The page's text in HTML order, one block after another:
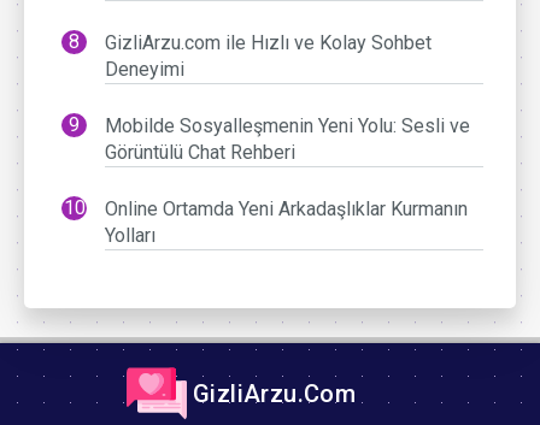
GizliArzu.com ile Hızlı ve Kolay Sohbet
Deneyimi
Mobilde Sosyalleşmenin Yeni Yolu: Sesli ve
Görüntülü Chat Rehberi
Online Ortamda Yeni Arkadaşlıklar Kurmanın
Yolları
GizliArzu.Com